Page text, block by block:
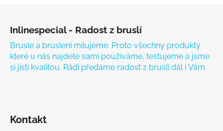
Inlinespecial - Radost z bruslí
Brusle a bruslení milujeme. Proto všechny produkty
které u nás najdete sami používáme, testujeme a jsme
si jisti kvalitou. Rádi předáme radost z bruslí dál i Vám.
Kontakt